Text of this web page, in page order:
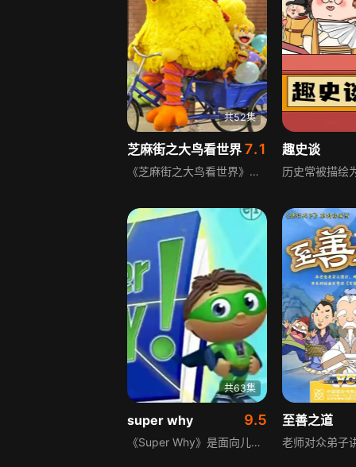
共52集
芝麻街之大鸟看世界 7.1
《芝麻街之大鸟看世界》是一档共52集、每集11分钟的中文节目。每集围绕大鸟、艾摩和丽丽日常生活中遇到的一个不同问题展开，孩子们通过探索、调查和观察芝麻街的世界寻找答案，节目还会引入新词汇，助力孩子发展语言技能、参与科学讨论、扩大词汇量。
趣史谈
共63集
super why 9.5
《Super Why》是面向儿童的启蒙动画，每集时长24分钟，故事发生在隐藏于儿童图书馆书架后的“故事书村庄”。村庄里住着各类经典童话角色，如小红帽、三只小猪、豌豆公主、杰克与豆茎等，这些熟悉的角色在动画中展开全新故事。动画采用立体3D的呈现形式，带领观众一同开启充满惊奇的探索之旅。
至善之道